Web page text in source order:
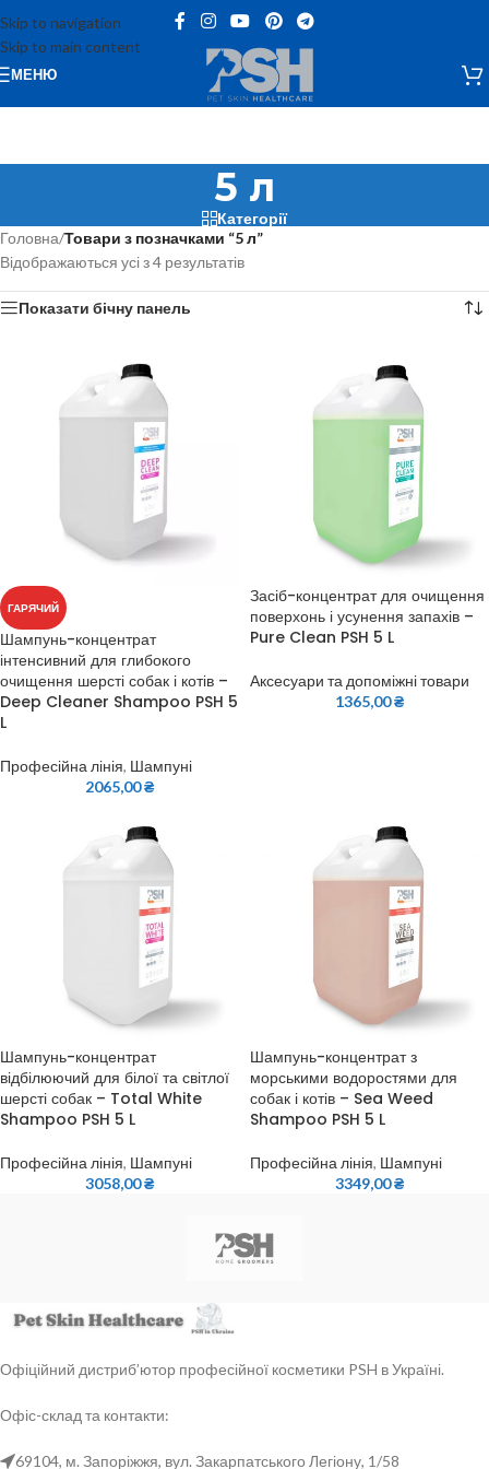
Skip to navigation
Skip to main content
МЕНЮ
5 л
Категорії
Головна/Товари з позначками “5 л”
Відображаються усі з 4 результатів
Показати бічну панель
ГАРЯЧИЙ
Шампунь-концентрат
інтенсивний для глибокого
очищення шерсті собак і котів –
Deep Cleaner Shampoo PSH 5
L
Професійна лінія, Шампуні
2065,00₴
Засіб-концентрат для очищення
поверхонь і усунення запахів –
Pure Clean PSH 5 L
Аксесуари та допоміжні товари
1365,00₴
Шампунь-концентрат
відбілюючий для білої та світлої
шерсті собак – Total White
Shampoo PSH 5 L
Професійна лінія, Шампуні
3058,00₴
Шампунь-концентрат з
морськими водоростями для
собак і котів – Sea Weed
Shampoo PSH 5 L
Професійна лінія, Шампуні
3349,00₴
Офіційний дистриб’ютор професійної косметики PSH в Україні.
Офіс-склад та контакти:
69104, м. Запоріжжя, вул. Закарпатського Легіону, 1/58